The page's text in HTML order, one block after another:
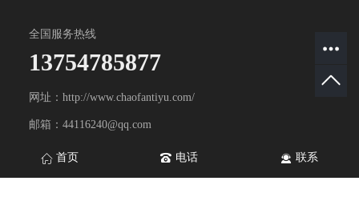
全国服务热线
13754785877
网址：http://www.chaofantiyu.com/
邮箱：44116240@qq.com
地址：山东省淄博市淄川区双杨镇双杨工业园
首页 电话 联系